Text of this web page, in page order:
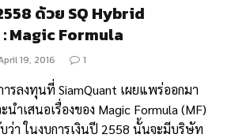
ด้วย SQ Hybrid
Magic Formula
19, 2016 1
รลงทุนที่ SiamQuant เผยแพร่ออกมา
ำเสนอเรื่องของ Magic Formula (MF)
ว่า ในงบการเงินปี 2558 นั้นจะมีบริษัท